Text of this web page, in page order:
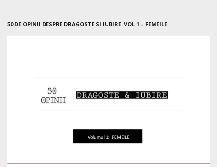
50 DE OPINII DESPRE DRAGOSTE SI IUBIRE. VOL 1 – FEMEILE